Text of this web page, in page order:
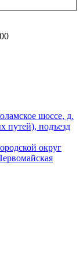
шоссе, д.
путей), подъезд
округ